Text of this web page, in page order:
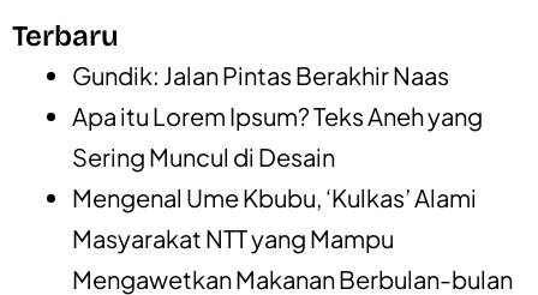
Terbaru
Gundik: Jalan Pintas Berakhir Naas
Apa itu Lorem Ipsum? Teks Aneh yang
Sering Muncul di Desain
Mengenal Ume Kbubu, ‘Kulkas’ Alami
Masyarakat NTT yang Mampu
Mengawetkan Makanan Berbulan-bulan